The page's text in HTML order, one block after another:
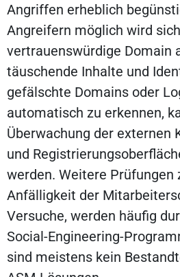
Angriffen erheblich
Angreifern möglich wird
vertrauenswürdige Domain
täuschende Inhalte und
gefälschte Domains oder
automatisch zu erkennen,
Überwachung der externen
und
werden. Weitere Prüfungen
Anfälligkeit der
Versuche, werden häufig
Social-Engineering-
sind meistens kein